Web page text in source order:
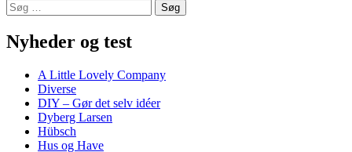
Søg
efter:
Nyheder og test
A Little Lovely Company
Diverse
DIY – Gør det selv idéer
Dyberg Larsen
Hübsch
Hus og Have